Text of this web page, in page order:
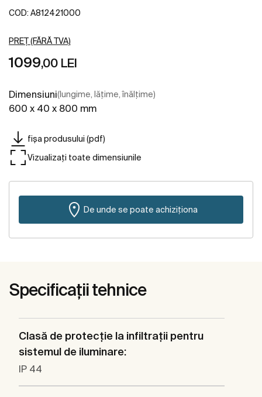
COD: A812421000
PREȚ (FĂRĂ TVA)
1099,00 LEI
Dimensiuni(lungime, lățime, înălțime)
600 x 40 x 800 mm
fișa produsului (pdf)
Vizualizați toate dimensiunile
De unde se poate achiziționa
Specificații tehnice
Clasă de protecţie la infiltraţii pentru
sistemul de iluminare:
IP 44